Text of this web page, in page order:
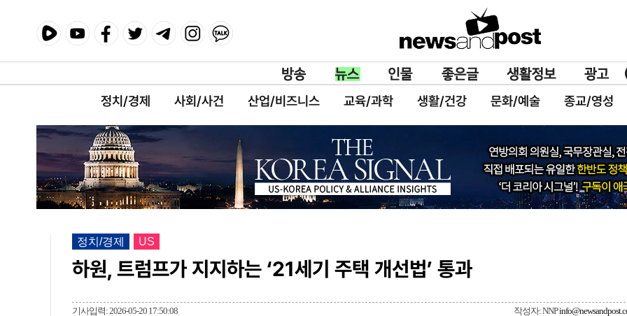
정치/경제 사회/사건 산업/비즈니스 교육/과학 생활/건강 문화/예술 종교/영성
정치/경제 US
하원, 트럼프가 지지하는 ‘21세기 주택 개선법’ 통과
기사입력: 2026-05-20 17:50:08 작성자: NNP